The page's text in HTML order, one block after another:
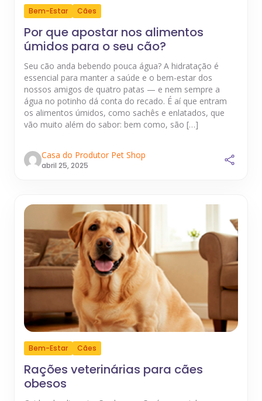
Bem-Estar Cães
Por que apostar nos alimentos
úmidos para o seu cão?
Seu cão anda bebendo pouca água? A hidratação é
essencial para manter a saúde e o bem-estar dos
nossos amigos de quatro patas — e nem sempre a
água no potinho dá conta do recado. É aí que entram
os alimentos úmidos, como sachês e enlatados, que
vão muito além do sabor: bem como, são […]
Casa do Produtor Pet Shop
abril 25, 2025
Bem-Estar Cães
Rações veterinárias para cães
obesos